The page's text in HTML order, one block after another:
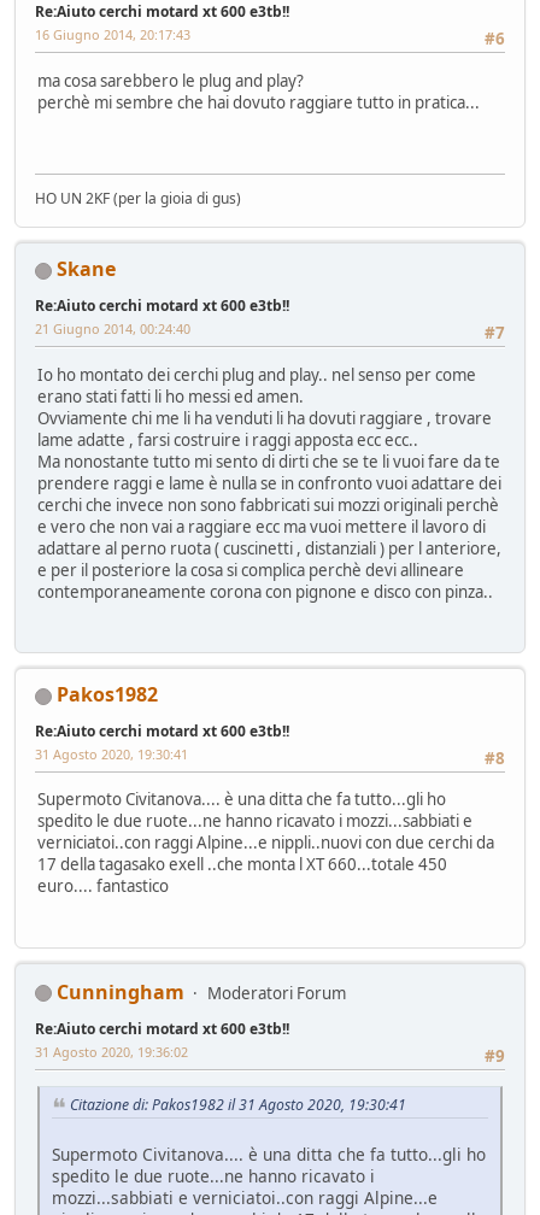
Re:Aiuto cerchi motard xt 600 e3tb!!
#6
16 Giugno 2014, 20:17:43
ma cosa sarebbero le plug and play?
perchè mi sembre che hai dovuto raggiare tutto in pratica...
HO UN 2KF (per la gioia di gus)
Skane
Re:Aiuto cerchi motard xt 600 e3tb!!
#7
21 Giugno 2014, 00:24:40
Io ho montato dei cerchi plug and play.. nel senso per come
erano stati fatti li ho messi ed amen.
Ovviamente chi me li ha venduti li ha dovuti raggiare , trovare
lame adatte , farsi costruire i raggi apposta ecc ecc..
Ma nonostante tutto mi sento di dirti che se te li vuoi fare da te
prendere raggi e lame è nulla se in confronto vuoi adattare dei
cerchi che invece non sono fabbricati sui mozzi originali perchè
e vero che non vai a raggiare ecc ma vuoi mettere il lavoro di
adattare al perno ruota ( cuscinetti , distanziali ) per l anteriore,
e per il posteriore la cosa si complica perchè devi allineare
contemporaneamente corona con pignone e disco con pinza..
Pakos1982
Re:Aiuto cerchi motard xt 600 e3tb!!
#8
31 Agosto 2020, 19:30:41
Supermoto Civitanova.... è una ditta che fa tutto...gli ho
spedito le due ruote...ne hanno ricavato i mozzi...sabbiati e
verniciatoi..con raggi Alpine...e nippli..nuovi con due cerchi da
17 della tagasako exell ..che monta l XT 660...totale 450
euro.... fantastico
Cunningham Moderatori Forum
Re:Aiuto cerchi motard xt 600 e3tb!!
#9
31 Agosto 2020, 19:36:02
Citazione di: Pakos1982 il 31 Agosto 2020, 19:30:41
Supermoto Civitanova.... è una ditta che fa tutto...gli ho
spedito le due ruote...ne hanno ricavato i
mozzi...sabbiati e verniciatoi..con raggi Alpine...e